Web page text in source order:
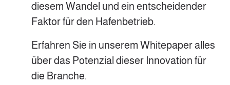
diesem Wandel und ein entscheidender
Faktor für den Hafenbetrieb.
Erfahren Sie in unserem Whitepaper alles
über das Potenzial dieser Innovation für
die Branche.